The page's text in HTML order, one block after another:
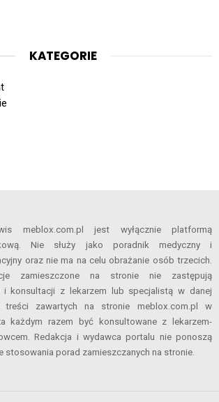
KATEGORIE
meblox.com.pl jest wyłącznie platformą
Nie służy jako poradnik medyczny i
oraz nie ma na celu obrażanie osób trzecich.
zamieszczone na stronie nie zastępują
i konsultacji z lekarzem lub specjalistą w danej
treści zawartych na stronie meblox.com.pl w
każdym razem być konsultowane z lekarzem-
Redakcja i wydawca portalu nie ponoszą
stosowania porad zamieszczanych na stronie.